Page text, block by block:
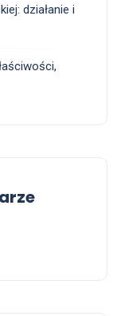
działanie i